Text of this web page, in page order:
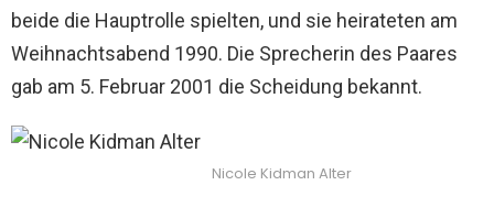
beide die Hauptrolle spielten, und sie heirateten am
Weihnachtsabend 1990. Die Sprecherin des Paares
gab am 5. Februar 2001 die Scheidung bekannt.
Nicole Kidman Alter